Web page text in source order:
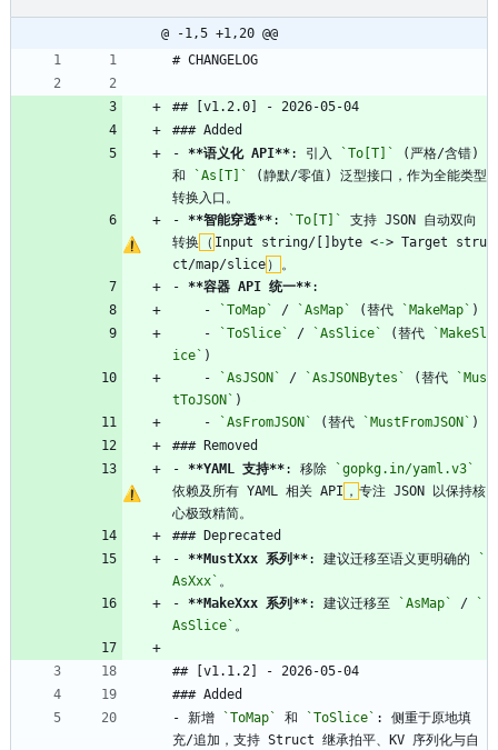
@ -1,5 +1,20 @@
# CHANGELOG
## [v1.2.0] - 2026-05-04
### Added
- **语义化 API**: 引入 `To[T]`
(严格/含错)
和
`As[T]`
(静默/零值) 泛型接口，作为全能类型
转换入口。
- **智能穿透**: `To[T]`
支持 JSON 自动双向
转换
（ Input string/[]byte <-> Target stru
ct/map/slice ）
。
- **容器 API 统一**:
    -
`ToMap` / `AsMap` (替代 `MakeMap` )
    -
`ToSlice` / `AsSlice` (替代
`MakeSl
ice` )
    -
`AsJSON` / `AsJSONBytes` (替代
`Mus
tToJSON` )
    -
`AsFromJSON` (替代 `MustFromJSON` )
### Removed
- **YAML 支持**: 移除
`gopkg.in/yaml.v3`
依赖及所有 YAML 相关 API ， 专注 JSON 以保持核
心极致精简。
### Deprecated
- **MustXxx 系列**: 建议迁移至语义更明确的
`
AsXxx` 。
- **MakeXxx 系列**: 建议迁移至 `AsMap` /
`
AsSlice` 。
## [v1.1.2] - 2026-05-04
### Added
- 新增
`ToMap` 和 `ToSlice` : 侧重于原地填
充/追加，支持 Struct 继承拍平、KV 序列化与自